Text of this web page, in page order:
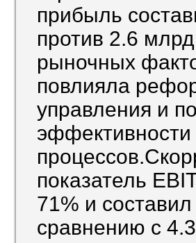
прибыль
против 2.6
рыночных
повлияла
управления и
эффективности
показатель
71% и
сравнению с